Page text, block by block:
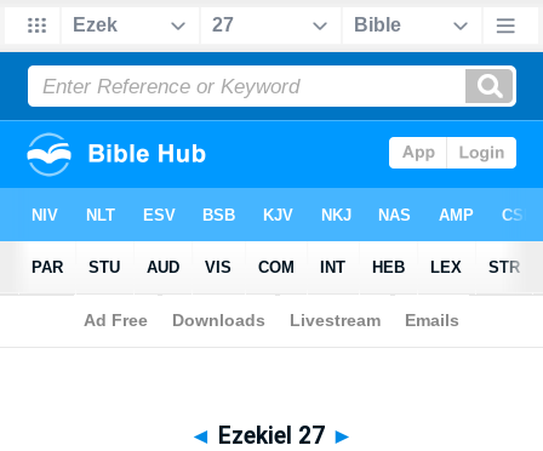
Biblia Russian: Synodal Translation (1876)> Ezekiel 27
◄ Ezekiel 27 ►